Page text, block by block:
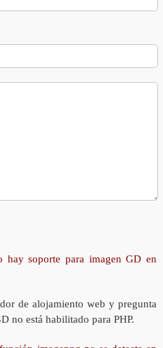
hay soporte para imagen GD en
de alojamiento web y pregunta
no está habilitado para PHP.